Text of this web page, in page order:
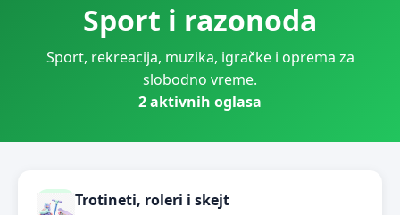
Sport i razonoda
Sport, rekreacija, muzika, igračke i oprema za
slobodno vreme.
2 aktivnih oglasa
Trotineti, roleri i skejt